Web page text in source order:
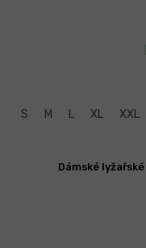
S M L XL XXL
Dámské